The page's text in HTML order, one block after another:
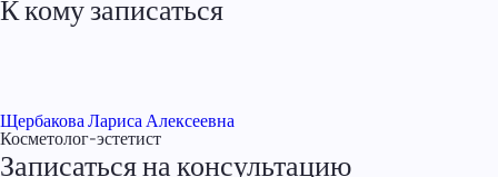
К кому записаться
Щербакова Лариса Алексеевна
Косметолог-эстетист
Записаться на консультацию